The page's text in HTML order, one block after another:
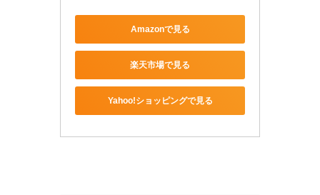
Amazonで見る
楽天市場で見る
Yahoo!ショッピングで見る